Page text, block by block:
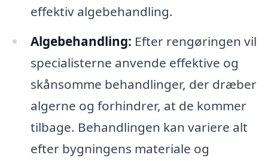
effektiv algebehandling.
Algebehandling: Efter rengøringen vil
specialisterne anvende effektive og
skånsomme behandlinger, der dræber
algerne og forhindrer, at de kommer
tilbage. Behandlingen kan variere alt
efter bygningens materiale og